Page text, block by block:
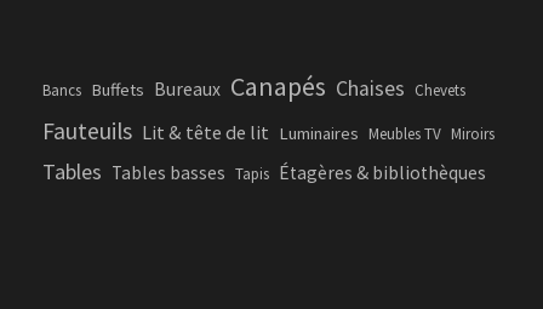
Bancs Buffets Bureaux Canapés Chaises Chevets
Fauteuils Lit & tête de lit Luminaires Meubles TV Miroirs
Tables Tables basses Tapis Étagères & bibliothèques